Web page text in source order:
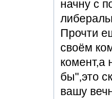
начну с
Прочти
своём
комент,а
бы",это
вашу